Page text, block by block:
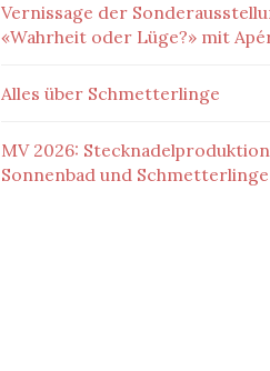
Vernissage der
«Wahrheit oder Lüge?» mit
Alles über Schmetterlinge
MV 2026:
Sonnenbad und Schmetterlinge